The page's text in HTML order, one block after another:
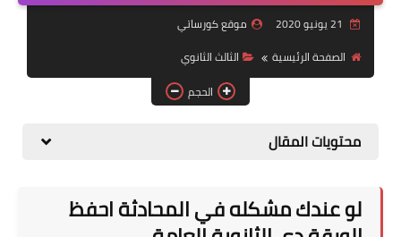
موضوعات
تربويات
تكنولوجيا
صحة
موقع كورساتي
الصفحة الرئيسية
الثالث الثانوي
الحجم
محتويات المقال
لو عندك مشكله في المحادثة احفظ